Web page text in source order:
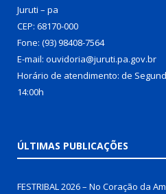
Juruti – pa
CEP: 68170-000
Fone: (93) 98408-7564
E-mail: ouvidoria@juruti.pa.gov.br
Horário de atendimento: de
14:00h
ÚLTIMAS PUBLICAÇÕES
FESTRIBAL 2026 – No Coração da